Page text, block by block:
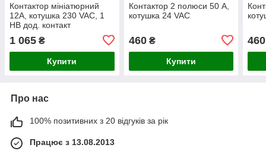
Контактор мініатюрний
12А, котушка 230 VAC, 1
НВ дод. контакт
1 065 ₴
Купити
Контактор 2 полюси 50 А,
котушка 24 VAC
460₴
Купити
460
Про нас
100% позитивних з 20 відгуків за рік
Працює з 13.08.2013